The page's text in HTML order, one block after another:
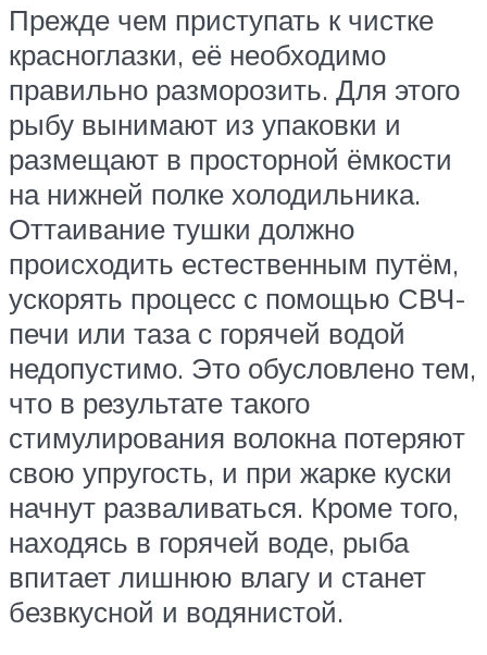
Прежде чем приступать к чистке
красноглазки, её необходимо
правильно разморозить. Для этого
рыбу вынимают из упаковки и
размещают в просторной ёмкости
на нижней полке холодильника.
Оттаивание тушки должно
происходить естественным путём,
ускорять процесс с помощью СВЧ-
печи или таза с горячей водой
недопустимо. Это обусловлено тем,
что в результате такого
стимулирования волокна потеряют
свою упругость, и при жарке куски
начнут разваливаться. Кроме того,
находясь в горячей воде, рыба
впитает лишнюю влагу и станет
безвкусной и водянистой.